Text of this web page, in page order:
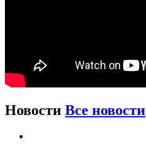
Новости Все новости